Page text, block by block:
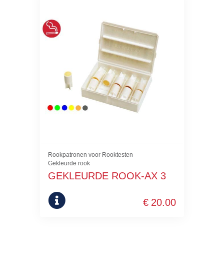
Rookpatronen voor Rooktesten
Gekleurde rook
GEKLEURDE ROOK-AX 3
€ 20.00